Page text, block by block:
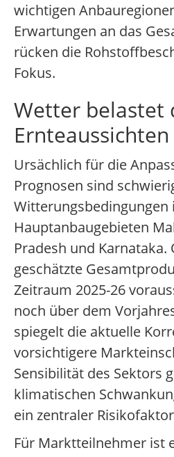
wichtigen
Erwartungen an das
rücken die
Fokus.
Wetter belastet
Ernteaussichten
Ursächlich für die
Prognosen sind
Witterungsbedingungen
Hauptanbaugebieten
Pradesh und Karnataka.
geschätzte
Zeitraum 2025-26
noch über dem
spiegelt die aktuelle
vorsichtigere
Sensibilität des Sektors
klimatischen
ein zentraler
Für Marktteilnehmer ist